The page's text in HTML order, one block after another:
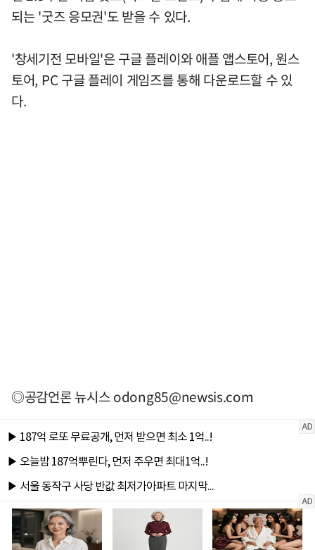
되는 '굿즈 응모권'도 받을 수 있다.
'창세기전 모바일'은 구글 플레이와 애플 앱스토어, 원스
토어, PC 구글 플레이 게임즈를 통해 다운로드할 수 있
다.
◎공감언론 뉴시스odong85@newsis.com